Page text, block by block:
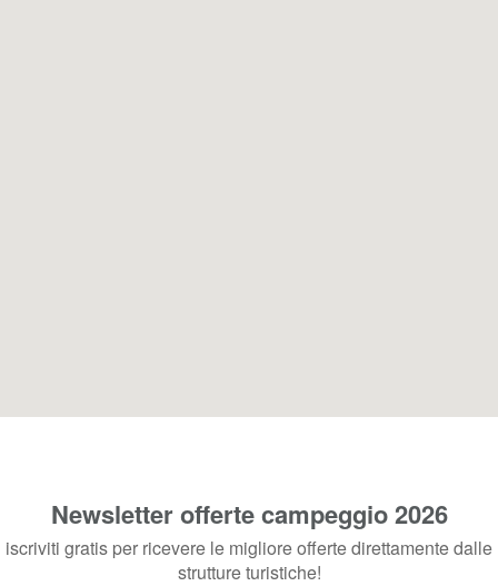
Newsletter offerte campeggio 2026
iscriviti gratis per ricevere le migliore offerte direttamente dalle
strutture turistiche!